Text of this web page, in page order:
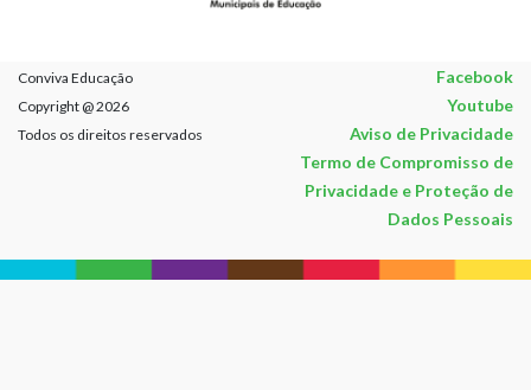
Conviva Educação Facebook
Copyright @ 2026 Youtube
Todos os direitos reservados
Aviso de Privacidade
Termo de Compromisso de
Privacidade e Proteção de
Dados Pessoais